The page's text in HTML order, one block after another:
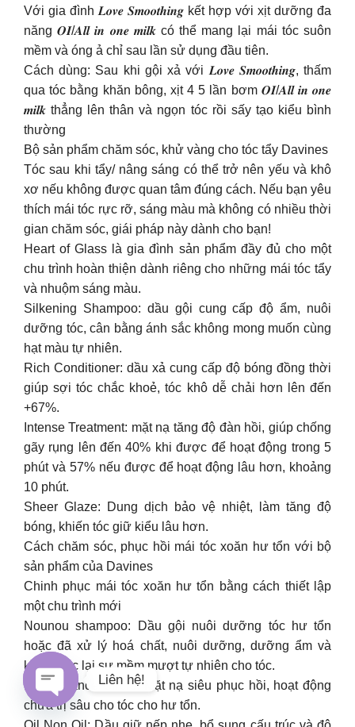
Với gia đình 𝑳𝒐𝒗𝒆 𝑺𝒎𝒐𝒐𝒕𝒉𝒊𝒏𝒈 kết hợp với xịt dưỡng đa
năng 𝑶𝑰/𝑨𝒍𝒍 𝒊𝒏 𝒐𝒏𝒆 𝒎𝒊𝒍𝒌 có thể mang lại mái tóc suôn
mềm và óng ả chỉ sau lần sử dụng đầu tiên.
Cách dùng: Sau khi gội xả với 𝑳𝒐𝒗𝒆 𝑺𝒎𝒐𝒐𝒕𝒉𝒊𝒏𝒈, thấm
qua tóc bằng khăn bông, xịt 4 5 lần bơm 𝑶𝑰/𝑨𝒍𝒍 𝒊𝒏 𝒐𝒏𝒆
𝒎𝒊𝒍𝒌 thẳng lên thân và ngọn tóc rồi sấy tạo kiểu bình
thường
Bộ sản phẩm chăm sóc, khử vàng cho tóc tẩy Davines
Tóc sau khi tẩy/ nâng sáng có thể trở nên yếu và khô
xơ nếu không được quan tâm đúng cách. Nếu bạn yêu
thích mái tóc rực rỡ, sáng màu mà không có nhiều thời
gian chăm sóc, giái pháp này dành cho bạn!
Heart of Glass là gia đình sản phẩm đầy đủ cho một
chu trình hoàn thiện dành riêng cho những mái tóc tẩy
và nhuộm sáng màu.
Silkening Shampoo: dầu gội cung cấp độ ẩm, nuôi
dưỡng tóc, cân bằng ánh sắc không mong muốn cùng
hạt màu tự nhiên.
Rich Conditioner: dầu xả cung cấp độ bóng đồng thời
giúp sợi tóc chắc khoẻ, tóc khô dễ chải hơn lên đến
+67%.
Intense Treatment: mặt nạ tăng độ đàn hồi, giúp chống
gãy rụng lên đến 40% khi được để hoạt động trong 5
phút và 57% nếu được để hoạt động lâu hơn, khoảng
10 phút.
Sheer Glaze: Dung dịch bảo vệ nhiệt, làm tăng độ
bóng, khiến tóc giữ kiểu lâu hơn.
Cách chăm sóc, phục hồi mái tóc xoăn hư tổn với bộ
sản phẩm của Davines
Chinh phục mái tóc xoăn hư tổn bằng cách thiết lập
một chu trình mới
Nounou shampoo: Dầu gội nuôi dưỡng tóc hư tổn
hoặc đã xử lý hoá chất, nuôi dưỡng, dưỡng ẩm và
khôi phục lại sự mềm mượt tự nhiên cho tóc.
Renaissance Circle: Mặt nạ siêu phục hồi, hoạt động
chữa trị sâu cho tóc cho hư tổn.
Liên hệ!
Open